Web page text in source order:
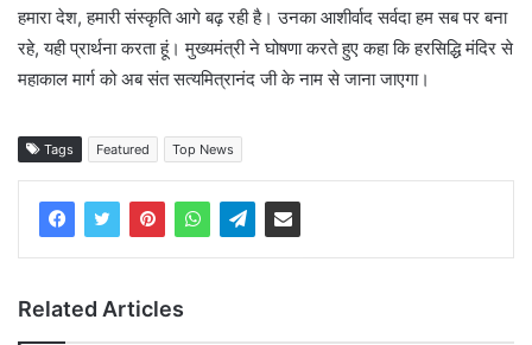
हमारा देश, हमारी संस्कृति आगे बढ़ रही है। उनका आशीर्वाद सर्वदा हम सब पर बना
रहे, यही प्रार्थना करता हूं। मुख्यमंत्री ने घोषणा करते हुए कहा कि हरसिद्धि मंदिर से
महाकाल मार्ग को अब संत सत्यमित्रानंद जी के नाम से जाना जाएगा।
Tags Featured Top News
Related Articles